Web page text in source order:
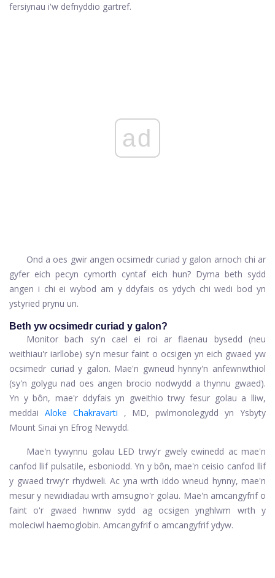
fersiynau i'w defnyddio gartref.
ad
Ond a oes gwir angen ocsimedr curiad y galon arnoch chi ar
gyfer eich pecyn cymorth cyntaf eich hun? Dyma beth sydd
angen i chi ei wybod am y ddyfais os ydych chi wedi bod yn
ystyried prynu un.
Beth yw ocsimedr curiad y galon?
Monitor bach sy'n cael ei roi ar flaenau bysedd (neu
weithiau'r iarllobe) sy'n mesur faint o ocsigen yn eich gwaed yw
ocsimedr curiad y galon. Mae'n gwneud hynny'n anfewnwthiol
(sy'n golygu nad oes angen brocio nodwydd a thynnu gwaed).
Yn y bôn, mae'r ddyfais yn gweithio trwy fesur golau a lliw,
meddai Aloke Chakravarti
, MD, pwlmonolegydd yn Ysbyty
Mount Sinai yn Efrog Newydd.
Mae'n tywynnu golau LED trwy'r gwely ewinedd ac mae'n
canfod llif pulsatile, esboniodd. Yn y bôn, mae'n ceisio canfod llif
y gwaed trwy'r rhydweli. Ac yna wrth iddo wneud hynny, mae'n
mesur y newidiadau wrth amsugno'r golau. Mae'n amcangyfrif o
faint o'r gwaed hwnnw sydd ag ocsigen ynghlwm wrth y
moleciwl haemoglobin. Amcangyfrif o amcangyfrif ydyw.